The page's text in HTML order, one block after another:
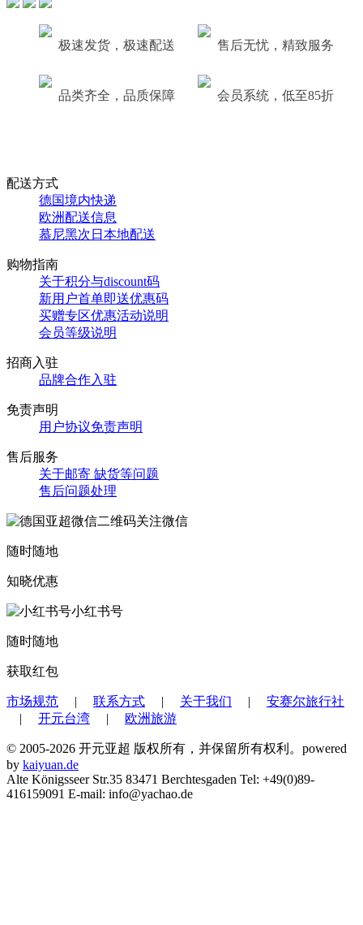
极速发货，极速配送 售后无忧，精致服务
品类齐全，品质保障 会员系统，低至85折
配送方式
德国境内快递
欧洲配送信息
慕尼黑次日本地配送
购物指南
关于积分与discount码
新用户首单即送优惠码
买赠专区优惠活动说明
会员等级说明
招商入驻
品牌合作入驻
免责声明
用户协议免责声明
售后服务
关于邮寄 缺货等问题
售后问题处理
关注微信
随时随地
知晓优惠
小红书号
随时随地
获取红包
市场规范 | 联系方式 | 关于我们 | 安赛尔旅行社
| 开元台湾 | 欧洲旅游
© 2005-2026 开元亚超 版权所有，并保留所有权利。powered
by kaiyuan.de
Alte Königsseer Str.35 83471 Berchtesgaden Tel: +49(0)89-
416159091 E-mail: info@yachao.de